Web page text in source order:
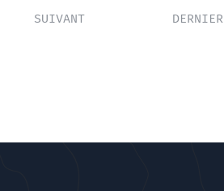
SUIVANT DERNIER